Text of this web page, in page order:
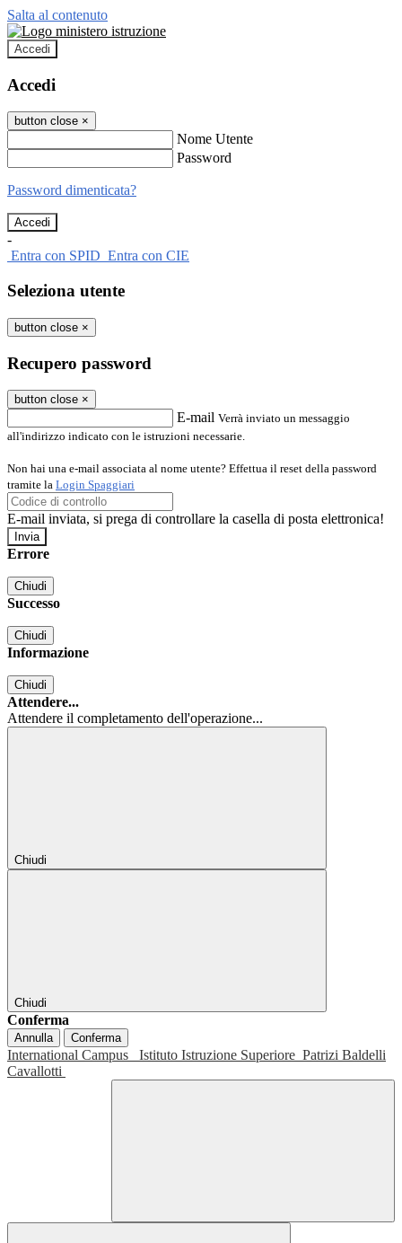
Salta al contenuto
Accedi
Accedi
button close ×
Nome Utente
Password
Password dimenticata?
-
Entra con SPID Entra con CIE
Seleziona utente
button close ×
Recupero password
button close ×
E-mail Verrà inviato un messaggio
all'indirizzo indicato con le istruzioni necessarie.
Non hai una e-mail associata al nome utente? Effettua il reset della password
tramite la Login Spaggiari
E-mail inviata, si prega di controllare la casella di posta elettronica!
Errore
Chiudi
Successo
Chiudi
Informazione
Chiudi
Attendere...
Attendere il completamento dell'operazione...
Chiudi
Chiudi
Conferma
Annulla Conferma
International Campus Istituto Istruzione Superiore Patrizi Baldelli
Cavallotti